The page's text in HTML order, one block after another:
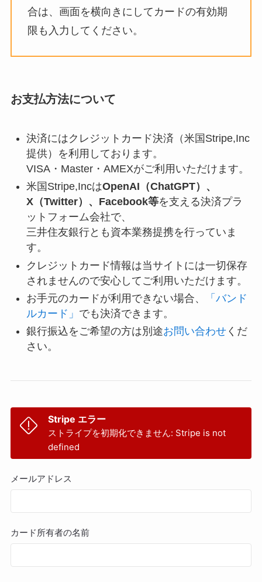
合は、画面を横向きにしてカードの有効期
限も入力してください。
お支払方法について
決済にはクレジットカード決済（米国Stripe,Inc
提供）を利用しております。
VISA・Master・AMEXがご利用いただけます。
米国Stripe,IncはOpenAI（ChatGPT）、
X（Twitter）、Facebook等を支える決済プラ
ットフォーム会社で、
三井住友銀行とも資本業務提携を行っていま
す。
クレジットカード情報は当サイトには一切保存
されませんので安心してご利用いただけます。
お手元のカードが利用できない場合、
「バンド
ルカード」 でも決済できます。
銀行振込をご希望の方は別途お問い合わせくだ
さい。
Stripe エラー
ストライプを初期化できません: Stripe is not
defined
メールアドレス
カード所有者の名前